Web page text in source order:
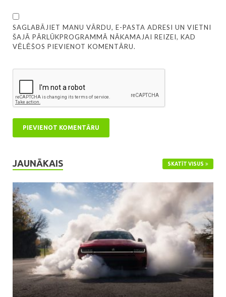
SAGLABĀJIET MANU VĀRDU, E-PASTA ADRESI UN VIETNI
ŠAJĀ PĀRLŪKPROGRAMMĀ NĀKAMAJAI REIZEI, KAD
VĒLĒŠOS PIEVIENOT KOMENTĀRU.
JAUNĀKAIS SKATĪT VISUS